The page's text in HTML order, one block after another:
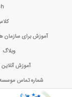
آموزش برای سازمان
وبلاگ
آموزش
شماره تماس موسسه : 02149109000 دانشجویان بین الملل : 5965-